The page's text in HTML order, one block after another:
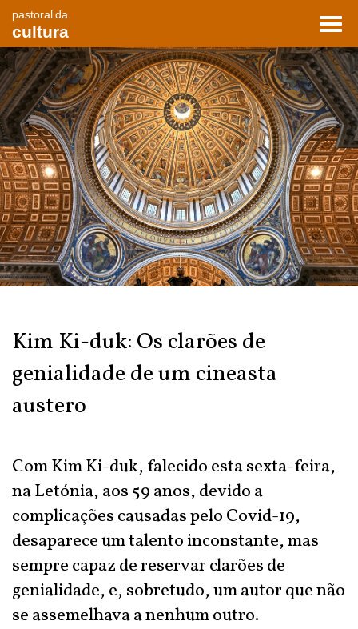
pastoral da
cultura
Kim Ki-duk: Os clarões de
genialidade de um cineasta
austero
Com Kim Ki-duk, falecido esta sexta-feira,
na Letónia, aos 59 anos, devido a
complicações causadas pelo Covid-19,
desaparece um talento inconstante, mas
sempre capaz de reservar clarões de
genialidade, e, sobretudo, um autor que não
se assemelhava a nenhum outro.